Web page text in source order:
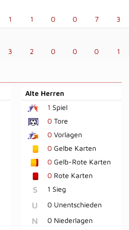
1 1 0 0 7 3
3 2 0 0 0 1
Alte Herren
1 Spiel
0Tore
0Vorlagen
0Gelbe Karten
0Gelb-Rote Karten
0Rote Karten
S 1 Sieg
U 0 Unentschieden
N 0 Niederlagen